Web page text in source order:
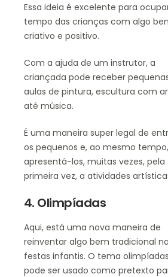
Essa ideia é excelente para
tempo das crianças com algo
criativo e positivo.
Com a ajuda de um instrutor, a
criançada pode receber
aulas de pintura, escultura com
até música.
É uma maneira super legal de
os pequenos e, ao mesmo tempo,
apresentá-los, muitas vezes, pela
primeira vez, a atividades
4. Olimpíadas
Aqui, está uma nova maneira de
reinventar algo bem tradicional
festas infantis. O tema
pode ser usado como pretexto